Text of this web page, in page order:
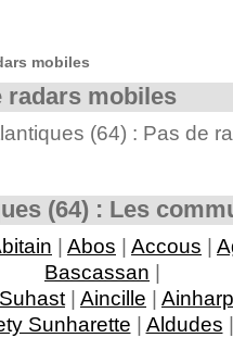
mobiles
radars mobiles
(64) : Pas de
(64) : Les
| Abos | Accous |
Bascassan |
| Aincille | Ainharp
Sunharette | Aldudes